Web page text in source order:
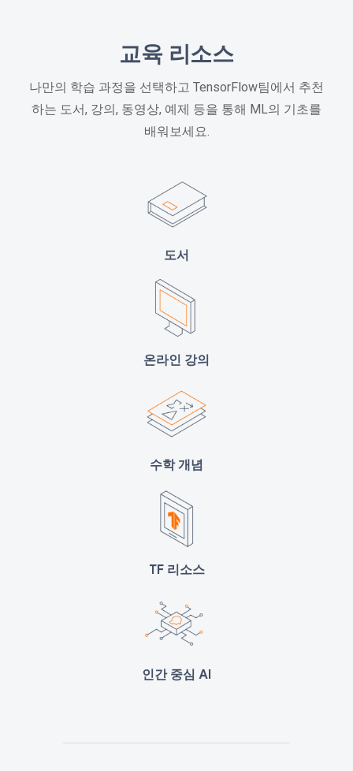
교육 리소스
나만의 학습 과정을 선택하고 TensorFlow팀에서 추천
하는 도서, 강의, 동영상, 예제 등을 통해 ML의 기초를
배워보세요.
도서
온라인 강의
수학 개념
TF 리소스
인간 중심 AI